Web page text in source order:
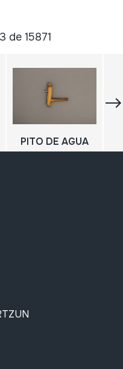
de 15871
PITO DE AGUA